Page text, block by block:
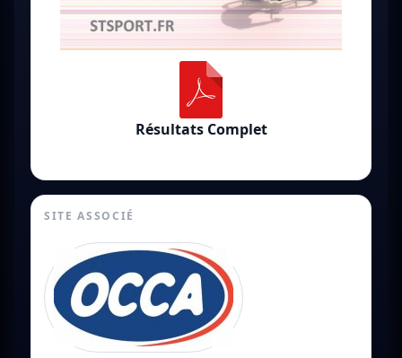
Résultats Complet
SITE ASSOCIÉ